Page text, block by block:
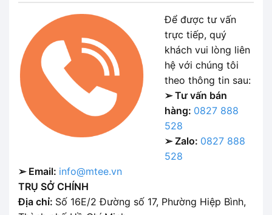
Để được tư vấn
trực tiếp, quý
khách vui lòng liên
hệ với chúng tôi
theo thông tin sau:
➢ Tư vấn bán
hàng: 0827 888
528
➢ Zalo: 0827 888
528
➢ Email: info@mtee.vn
TRỤ SỞ CHÍNH
Địa chỉ: Số 16E/2 Đường số 17, Phường Hiệp Bình,